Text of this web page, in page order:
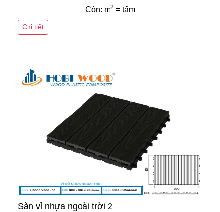
Còn: m2 = tấm
Chi tiết
Sàn vỉ nhựa ngoài trời 2